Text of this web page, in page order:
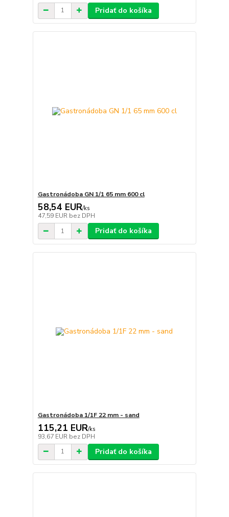
Pridať do košíka
Gastronádoba GN 1/1 65 mm 600 cl
58,54 EUR/ks
47,59 EUR bez DPH
Pridať do košíka
Gastronádoba 1/1F 22 mm - sand
115,21 EUR/ks
93,67 EUR bez DPH
Pridať do košíka